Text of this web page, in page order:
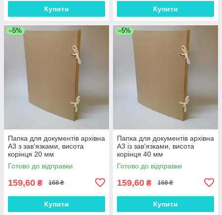
Купити Купити
–5%
Папка для документів архівна
А3 з зав'язками, висота
корінця 20 мм
Готово до відправки
159,60 ₴ 168 ₴
Купити
–5%
Папка для документів архівна
А3 із зав'язками, висота
корінця 40 мм
Готово до відправки
159,60 ₴ 168 ₴
Купити